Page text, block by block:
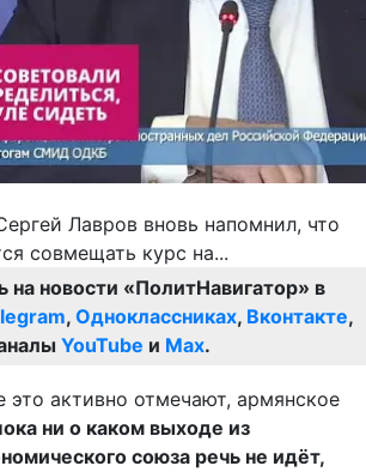
новости «ПолитНавигатор» в
, Одноклассниках, Вконтакте,
YouTube и Max.
это активно отмечают, армянское
ни о каком выходе из
союза речь не идёт,